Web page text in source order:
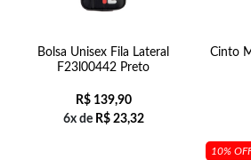
Bolsa Unisex Fila Lateral
F23l00442 Preto
R$139,90
6x de R$23,32
Cinto
10%